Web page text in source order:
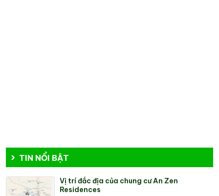
TIN NỔI BẬT
Vị trí đắc địa của chung cư An Zen
Residences